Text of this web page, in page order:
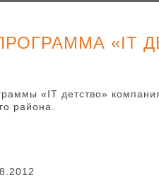
«IT
«IT детство»
района.